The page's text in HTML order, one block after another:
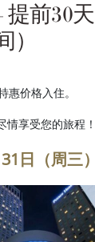
提前30天
价格入住。
享受您的旅程！
日（周三）